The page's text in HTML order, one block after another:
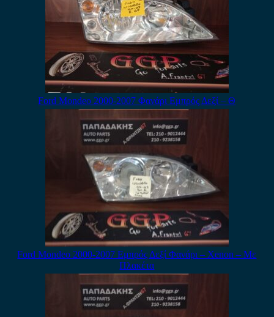
Ford Mondeo 2000-2007 Φανάρι Εμπρός Δεξί – Θ
Ford Mondeo 2000-2007 Εμπρός Δεξί Φανάρι – Xenon – Με
Πλακέτα